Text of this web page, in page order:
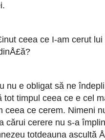
ceea ce I-am cerut
nu e obligat să ne
tot timpul ceea ce e cel
ceea ce cerem. Nimeni
cărui cerere nu s-a
totdeauna ascultă